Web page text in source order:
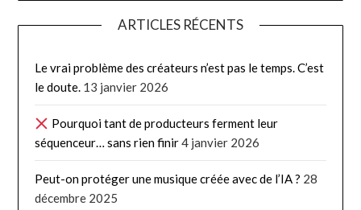
ARTICLES RÉCENTS
Le vrai problème des créateurs n’est pas le temps. C’est
le doute. 13 janvier 2026
Pourquoi tant de producteurs ferment leur
séquenceur… sans rien finir4 janvier 2026
Peut-on protéger une musique créée avec de l’IA ? 28
décembre 2025